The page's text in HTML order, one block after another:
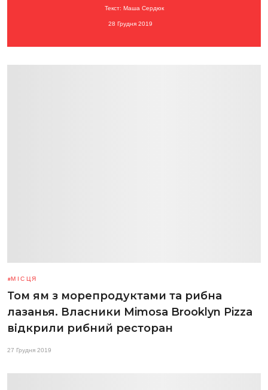
Текст: Маша Сердюк
28 Грудня 2019
МІСЦЯ
Том ям з морепродуктами та рибна
лазанья. Власники Mimosa Brooklyn Pizza
відкрили рибний ресторан
27 Грудня 2019